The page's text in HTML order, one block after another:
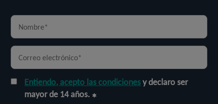
Entiendo, acepto las condicionesy declaro ser
mayor de 14 años.